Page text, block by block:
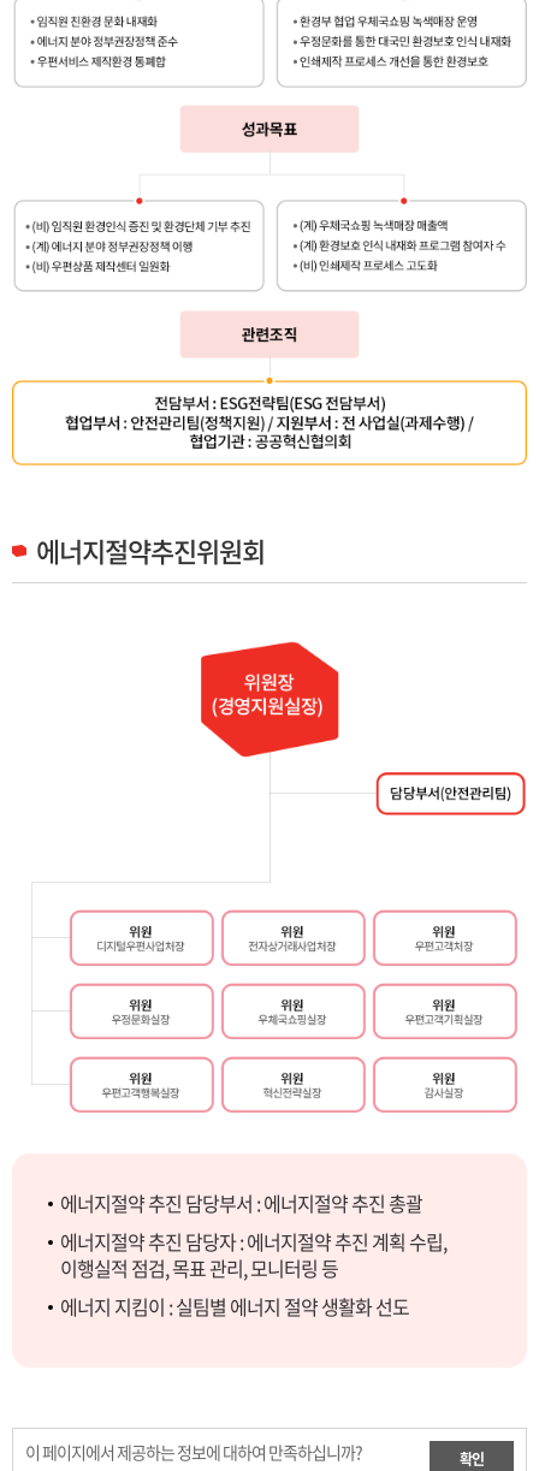
에너지절약추진위원회
에너지절약 추진 담당부서 : 에너지절약 추진 총괄
에너지절약 추진 담당자 : 에너지절약 추진 계획 수립,
이행실적 점검, 목표 관리, 모니터링 등
에너지 지킴이 : 실팀별 에너지 절약 생활화 선도
이 페이지에서 제공하는 정보에 대하여 만족하십니까? 확인